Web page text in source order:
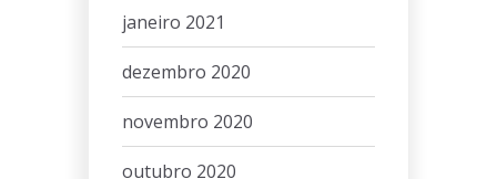
janeiro 2021
dezembro 2020
novembro 2020
outubro 2020